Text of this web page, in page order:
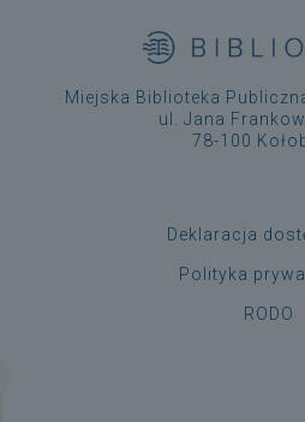
Miejska Biblioteka
ul. Jana
78-100
Deklaracja
Polityka
RODO